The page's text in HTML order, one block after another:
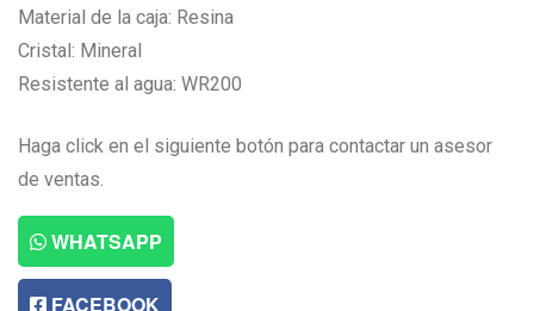
Material de la caja: Resina
Cristal: Mineral
Resistente al agua: WR200
Haga click en el siguiente botón para contactar un asesor
de ventas.
WHATSAPP
FACEBOOK